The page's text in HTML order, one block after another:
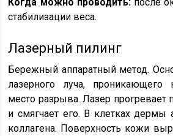
стабилизации веса.
Лазерный пилинг
Бережный аппаратный метод.
лазерного луча, проникающего
место разрыва. Лазер прогревает
и смягчает его. В клетках дермы
коллагена. Поверхность кожи